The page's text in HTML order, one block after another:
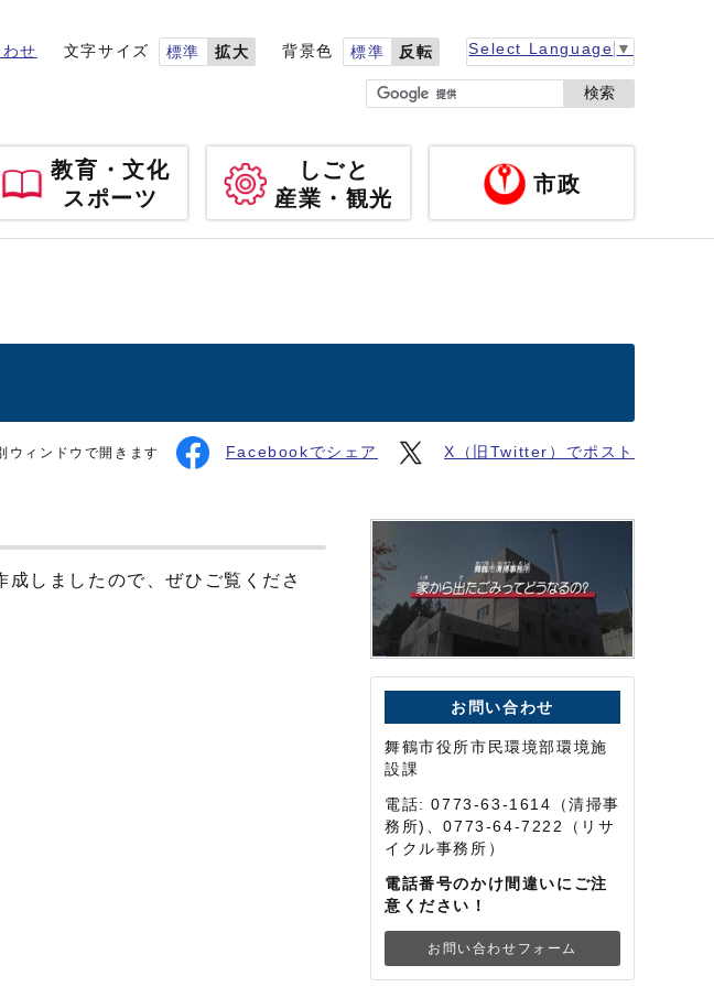
せ 文字サイズ 標準 拡大 背景色 標準 反転 Select Language ▼
検索
教育・文化
スポーツ
しごと
産業・観光
市政
ウィンドウで開きます Facebookでシェア X（旧Twitter）でポスト
しましたので、ぜひご覧くださ
お問い合わせ
舞鶴市役所市民環境部環境施
設課
電話: 0773-63-1614（清掃事
務所)、0773-64-7222（リサ
イクル事務所）
電話番号のかけ間違いにご注
意ください！
お問い合わせフォーム